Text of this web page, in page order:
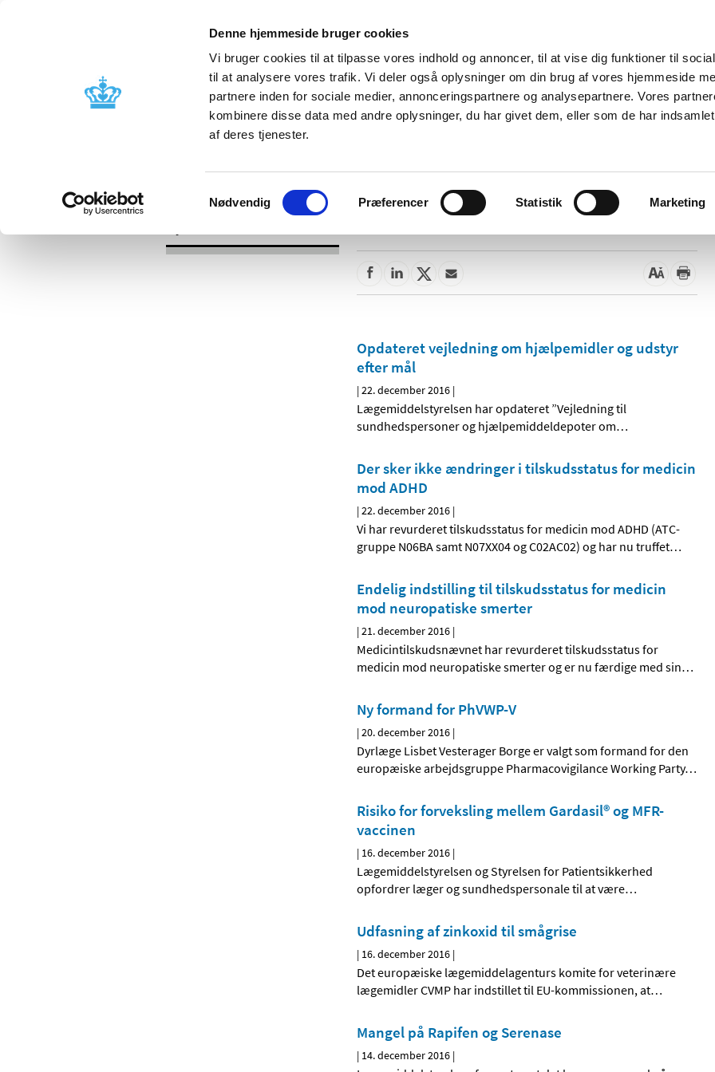
Denne hjemmeside bruger cookies
Vi bruger cookies til at tilpasse vores indhold og annoncer, til at vise dig funktioner til
til at analysere vores trafik. Vi deler også oplysninger om din brug af vores hjemmeside
partnere inden for sociale medier, annonceringspartnere og analysepartnere. Vores
kombinere disse data med andre oplysninger, du har givet dem, eller som de har
af deres tjenester.
Samtykkevalg
Nødvendig Præferencer Statistik Marketing
Nyheder Om os Kontakt
Godkendelse og
Bivirkninger og
produktinformation
Tilskud og
Apoteker og salg af
Opdateret vejledning om hjælpemidler og udstyr
efter mål
|22. december 2016 |
Lægemiddelstyrelsen har opdateret ”Vejledning til
sundhedspersoner og hjælpemiddeldepoter om…
Der sker ikke ændringer i tilskudsstatus for medicin
mod ADHD
|22. december 2016 |
Vi har revurderet tilskudsstatus for medicin mod ADHD (ATC-
gruppe N06BA samt N07XX04 og C02AC02) og har nu truffet…
Endelig indstilling til tilskudsstatus for medicin
mod neuropatiske smerter
|21. december 2016 |
Medicintilskudsnævnet har revurderet tilskudsstatus for
medicin mod neuropatiske smerter og er nu færdige med sin…
Ny formand for PhVWP-V
|20. december 2016 |
Dyrlæge Lisbet Vesterager Borge er valgt som formand for den
europæiske arbejdsgruppe Pharmacovigilance Working Party…
Risiko for forveksling mellem Gardasil® og MFR-
vaccinen
| 16. december 2016 |
Lægemiddelstyrelsen og Styrelsen for Patientsikkerhed
opfordrer læger og sundhedspersonale til at være…
Udfasning af zinkoxid til smågrise
| 16. december 2016 |
Det europæiske lægemiddelagenturs komite for veterinære
lægemidler CVMP har indstillet til EU-kommissionen, at…
Mangel på Rapifen og Serenase
| 14. december 2016 |